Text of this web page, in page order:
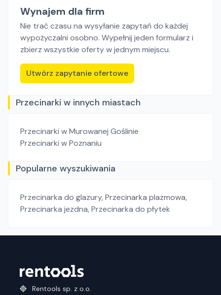
Wynajem dla firm
Nie trać czasu na wysyłanie zapytań do każdej
wypożyczalni osobno. Wypełnij jeden formularz i
zbierz wszystkie oferty w jednym miejscu.
Utwórz zapytanie ofertowe
Przecinarki w innych miastach
Przecinarki w Murowanej Goślinie
Przecinarki w Poznaniu
Popularne wyszukiwania
Przecinarka do glazury,Przecinarka plazmowa,
Przecinarka jezdna,Przecinarka do płytek
Rentools sp. z o.o.